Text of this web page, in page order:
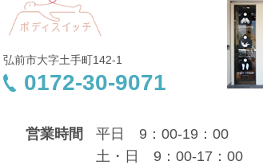
弘前市大字土手町142-1
0172-30-9071
営業時間
平日 9：00-19：00
土・日 9：00-17：00